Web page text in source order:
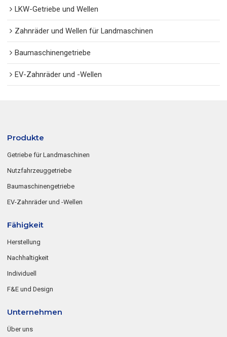
LKW-Getriebe und Wellen
Zahnräder und Wellen für Landmaschinen
Baumaschinengetriebe
EV-Zahnräder und -Wellen
Produkte
Getriebe für Landmaschinen
Nutzfahrzeuggetriebe
Baumaschinengetriebe
EV-Zahnräder und -Wellen
Fähigkeit
Herstellung
Nachhaltigkeit
Individuell
F&E und Design
Unternehmen
Über uns